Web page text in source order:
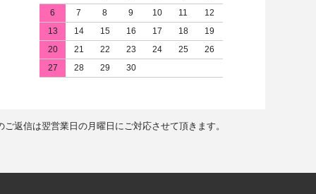
6
7 8 9 10 11
12
13
14 15 16 17 18
19
20
21 22 23 24 25
26
27
28 29 30
返信は翌営業日の月曜日にご対応させて頂きます。